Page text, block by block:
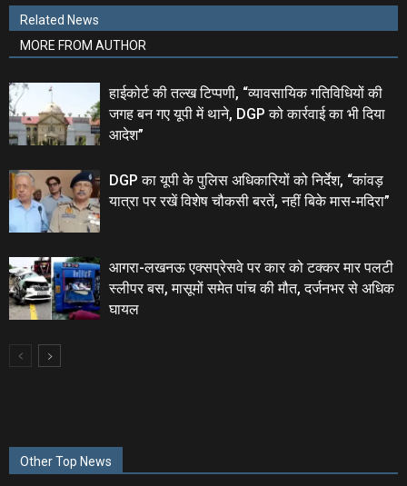
Related News
MORE FROM AUTHOR
हाईकोर्ट की तल्ख टिप्पणी, “व्यावसायिक गतिविधियों की
जगह बन गए यूपी में थाने, DGP को कार्रवाई का भी दिया
आदेश”
DGP का यूपी के पुलिस अधिकारियों को निर्देश, “कांवड़
यात्रा पर रखें विशेष चौकसी बरतें, नहीं बिके मास-मदिरा”
आगरा-लखनऊ एक्सप्रेसवे पर कार को टक्कर मार पलटी
स्लीपर बस, मासूमों समेत पांच की मौत, दर्जनभर से अधिक
घायल
Other Top News